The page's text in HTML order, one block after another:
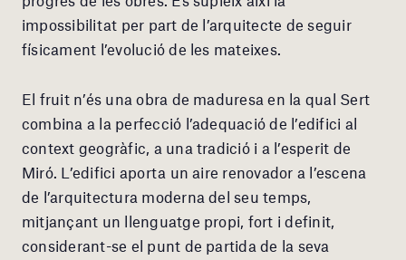
impossibilitat per part de l’arquitecte de seguir
físicament l’evolució de les mateixes.
El fruit n’és una obra de maduresa en la qual Sert
combina a la perfecció l’adequació de l’edifici al
context geogràfic, a una tradició i a l’esperit de
Miró. L’edifici aporta un aire renovador a l’escena
de l’arquitectura moderna del seu temps,
mitjançant un llenguatge propi, fort i definit,
considerant-se el punt de partida de la seva